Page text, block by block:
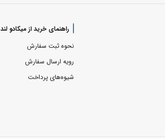
راهنمای خرید از میکادو لند
نحوه ثبت سفارش
رویه ارسال سفارش
شیوه‌های پرداخت